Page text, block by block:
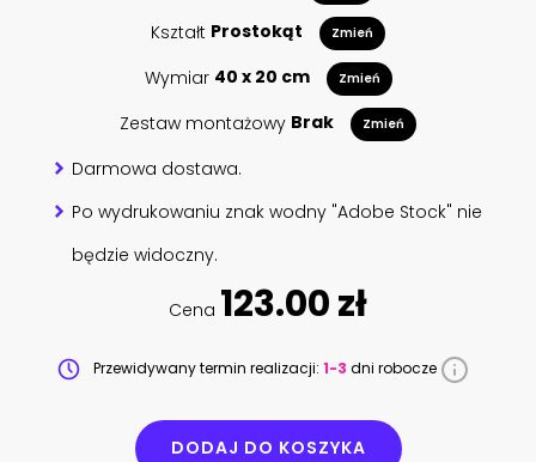
Kształt Prostokąt Zmień
Wymiar 40 x 20 cm Zmień
Zestaw montażowy Brak Zmień
Darmowa dostawa.
Po wydrukowaniu znak wodny "Adobe Stock" nie
będzie widoczny.
Cena 123.00 zł
Przewidywany termin realizacji: 1-3 dni robocze
DODAJ DO KOSZYKA